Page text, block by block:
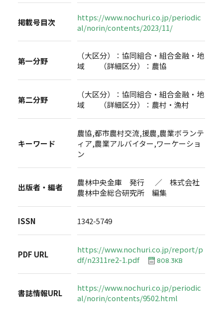
掲載号目次
https://www.nochuri.co.jp/periodic
al/norin/contents/2023/11/
第一分野
（大区分）：協同組合・組合金融・地
域 （詳細区分）：農協
第二分野
（大区分）：協同組合・組合金融・地
域 （詳細区分）：農村・漁村
キーワード
農協,都市農村交流,援農,農業ボランテ
ィア,農業アルバイター,ワーケーショ
ン
出版者・編者
農林中央金庫 発行 ／ 株式会社
農林中金総合研究所 編集
ISSN 1342-5749
PDF URL
https://www.nochuri.co.jp/report/p
df/n2311re2-1.pdf
808.3KB
書誌情報URL
https://www.nochuri.co.jp/periodic
al/norin/contents/9502.html